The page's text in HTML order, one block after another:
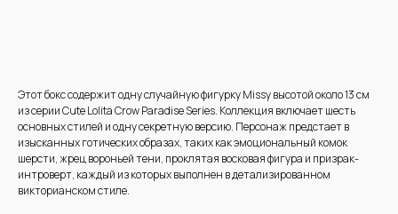
Этот бокс содержит одну случайную фигурку Missy высотой около 13 см
из серии Cute Lolita Crow Paradise Series. Коллекция включает шесть
основных стилей и одну секретную версию. Персонаж предстает в
изысканных готических образах, таких как эмоциональный комок
шерсти, жрец вороньей тени, проклятая восковая фигура и призрак-
интроверт, каждый из которых выполнен в детализированном
викторианском стиле.